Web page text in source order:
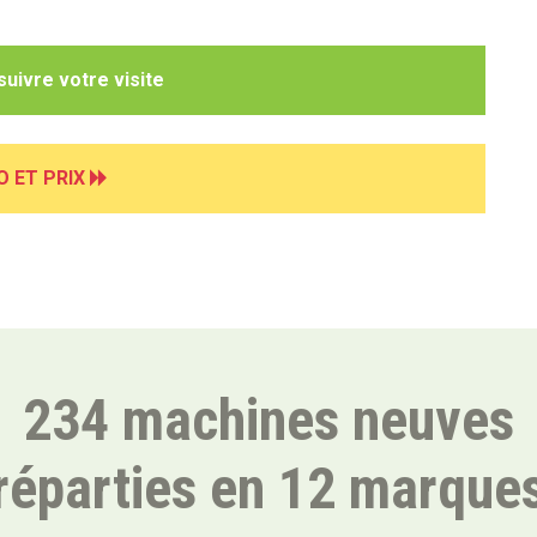
votre visite
ET PRIX
234 machines neuves
en 12